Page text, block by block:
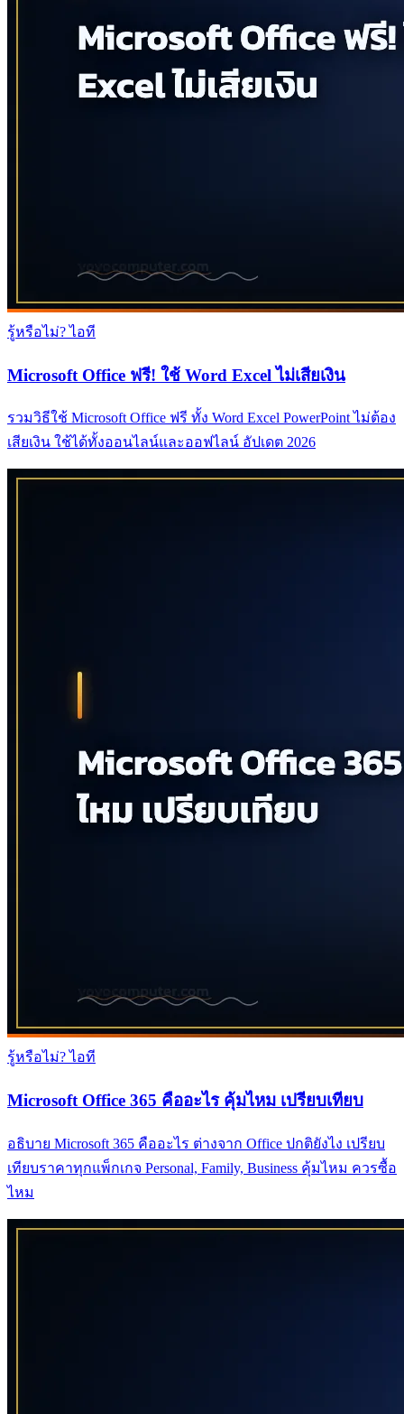
รู้หรือไม่? ไอที
Microsoft Office ฟรี! ใช้ Word Excel ไม่เสียเงิน
รวมวิธีใช้ Microsoft Office ฟรี ทั้ง Word Excel PowerPoint ไม่ต้อง
เสียเงิน ใช้ได้ทั้งออนไลน์และออฟไลน์ อัปเดต 2026
รู้หรือไม่? ไอที
Microsoft Office 365 คืออะไร คุ้มไหม เปรียบเทียบ
อธิบาย Microsoft 365 คืออะไร ต่างจาก Office ปกติยังไง เปรียบ
เทียบราคาทุกแพ็กเกจ Personal, Family, Business คุ้มไหม ควรซื้อ
ไหม